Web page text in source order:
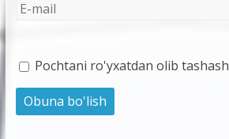
Pochtani ro'yxatdan olib tashash